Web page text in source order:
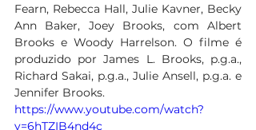
Fearn, Rebecca Hall, Julie Kavner, Becky
Ann Baker, Joey Brooks, com Albert
Brooks e Woody Harrelson. O filme é
produzido por James L. Brooks, p.g.a.,
Richard Sakai, p.g.a., Julie Ansell, p.g.a. e
Jennifer Brooks.
https://www.youtube.com/watch?
v=6hTZIB4nd4c